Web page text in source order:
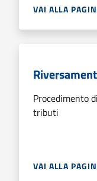
VAI ALLA
Procedimento
tributi
VAI ALLA